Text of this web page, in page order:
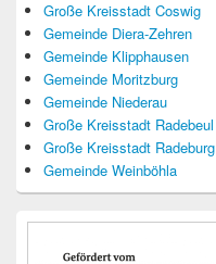
Große Kreisstadt Coswig
Gemeinde Diera-Zehren
Gemeinde Klipphausen
Gemeinde Moritzburg
Gemeinde Niederau
Große Kreisstadt Radebeul
Große Kreisstadt Radeburg
Gemeinde Weinböhla